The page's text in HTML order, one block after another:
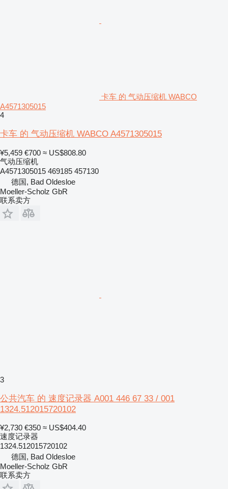
卡车 的 气动压缩机 WABCO
A4571305015
4
卡车 的 气动压缩机 WABCO A4571305015
¥5,459 €700 ≈ US$808.80
气动压缩机
A4571305015 469185 457130
德国, Bad Oldesloe
Moeller-Scholz GbR
联系卖方
3
公共汽车 的 速度记录器 A001 446 67 33 / 001
1324.512015720102
¥2,730 €350 ≈ US$404.40
速度记录器
1324.512015720102
德国, Bad Oldesloe
Moeller-Scholz GbR
联系卖方